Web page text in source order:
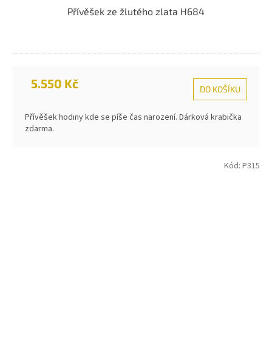
Přívěšek ze žlutého zlata H684
5.550 Kč DO KOŠÍKU
Přívěšek hodiny kde se píše čas narození. Dárková krabička
zdarma.
Kód: P315